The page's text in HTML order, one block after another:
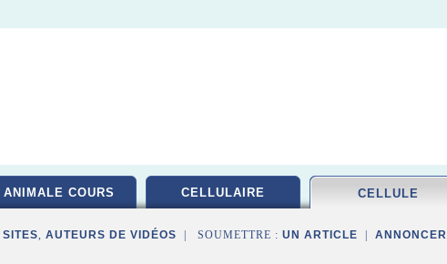
ANIMALE COURS CELLULAIRE CELLULE
SITES, AUTEURS DE VIDÉOS | SOUMETTRE : UN ARTICLE ANNONCER